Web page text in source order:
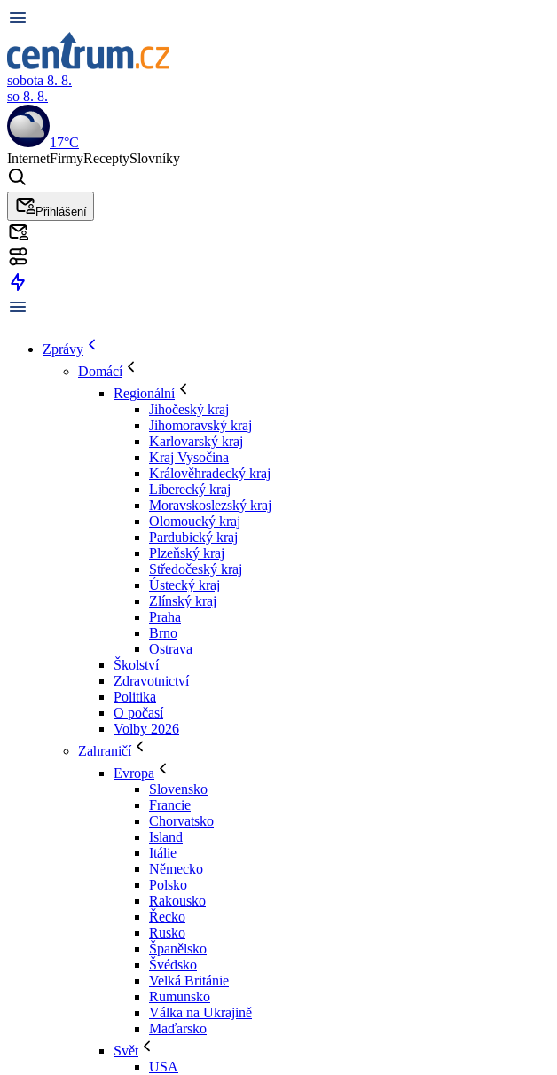
sobota 8. 8.
so 8. 8.
17°C
InternetFirmyReceptySlovníky
Přihlášení
Zprávy
Domácí
Regionální
Jihočeský kraj
Jihomoravský kraj
Karlovarský kraj
Kraj Vysočina
Králověhradecký kraj
Liberecký kraj
Moravskoslezský kraj
Olomoucký kraj
Pardubický kraj
Plzeňský kraj
Středočeský kraj
Ústecký kraj
Zlínský kraj
Praha
Brno
Ostrava
Školství
Zdravotnictví
Politika
O počasí
Volby 2026
Zahraničí
Evropa
Slovensko
Francie
Chorvatsko
Island
Itálie
Německo
Polsko
Rakousko
Řecko
Rusko
Španělsko
Švédsko
Velká Británie
Rumunsko
Válka na Ukrajině
Maďarsko
Svět
USA